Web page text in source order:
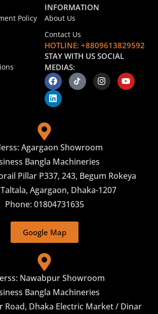
Policy
INFORMATION
About Us
Contact Us
HOTLINE: +8809613829592
STAY WITH US SOCIAL
MEDIAS:
Agargaon Showroom
Bangla Machineries
Pillar P337, 243, Begum Rokeya
Agargaon, Dhaka-1207
Phone: 01804731635
Google Map
Nawabpur Showroom
Bangla Machineries
Road, Dhaka Electric Market / Dinar